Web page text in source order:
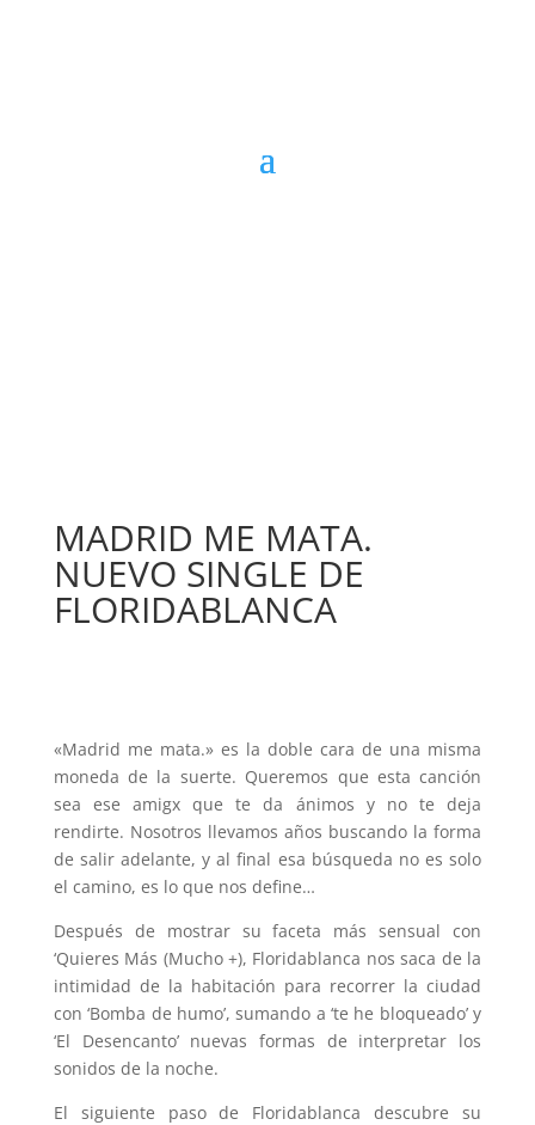
MADRID ME MATA.
NUEVO SINGLE DE
FLORIDABLANCA
«Madrid me mata.» es la doble cara de una misma
moneda de la suerte. Queremos que esta canción
sea ese amigx que te da ánimos y no te deja
rendirte. Nosotros llevamos años buscando la forma
de salir adelante, y al final esa búsqueda no es solo
el camino, es lo que nos define…
Después de mostrar su faceta más sensual con
‘Quieres Más (Mucho +), Floridablanca nos saca de la
intimidad de la habitación para recorrer la ciudad
con ‘Bomba de humo’, sumando a ‘te he bloqueado’ y
‘El Desencanto’ nuevas formas de interpretar los
sonidos de la noche.
El siguiente paso de Floridablanca descubre su